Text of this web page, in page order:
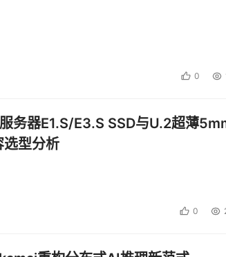
0
务器E1.S/E3.S SSD与U.2超薄
选型分析
0